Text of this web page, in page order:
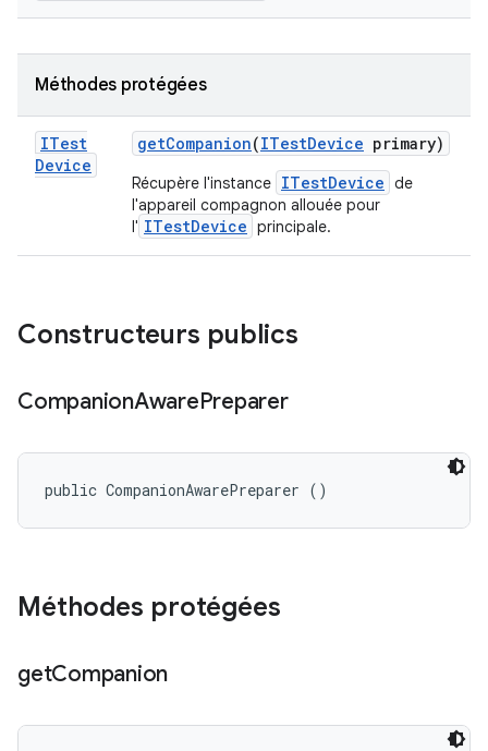
Méthodes protégées
ITest
Device
getCompanion(ITestDevice primary)
Récupère l'instance ITestDevice de
l'appareil compagnon allouée pour
l' ITestDevice principale.
Constructeurs publics
CompanionAwarePreparer
public CompanionAwarePreparer ()
Méthodes protégées
getCompanion